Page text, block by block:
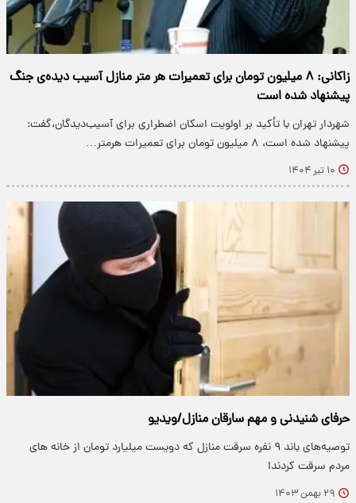
زاکانی: ۸ میلیون تومان برای تعمیرات هر متر منازل آسیب دیده‌ی جنگ
پیشنهاد شده است
شهردار تهران با تأکید بر اولویت اسکان اضطراری برای آسیب‌دیدگان،گفت:
پیشنهاد شده است، ۸ میلیون تومان برای تعمیرات هرمتر…
۱۰ تیر ۱۴۰۴
حرفای شنیدنی و مهم سارقان منازل/ویدیو
توصیه‌های باند ۹ نفره سرقت منازل که دویست میلیارد تومان از خانه های
مردم سرقت کردند!
۲۹ بهمن ۱۴۰۳